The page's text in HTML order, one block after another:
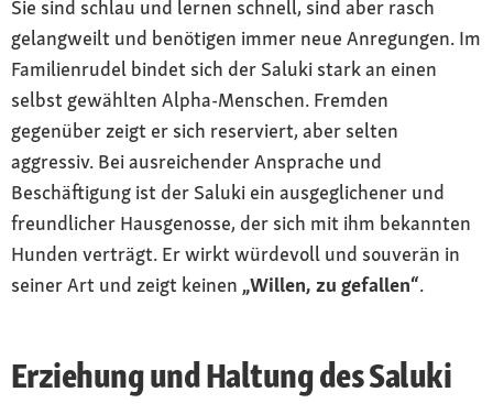
Sie sind schlau und lernen schnell, sind aber rasch
gelangweilt und benötigen immer neue Anregungen. Im
Familienrudel bindet sich der Saluki stark an einen
selbst gewählten Alpha-Menschen. Fremden
gegenüber zeigt er sich reserviert, aber selten
aggressiv. Bei ausreichender Ansprache und
Beschäftigung ist der Saluki ein ausgeglichener und
freundlicher Hausgenosse, der sich mit ihm bekannten
Hunden verträgt. Er wirkt würdevoll und souverän in
seiner Art und zeigt keinen „Willen, zu gefallen“.
Erziehung und Haltung des Saluki